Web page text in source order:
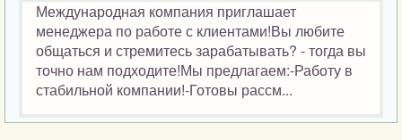
Международная компания приглашает
менеджера по работе с клиентами!Вы любите
общаться и стремитесь зарабатывать? - тогда вы
точно нам подходите!Мы предлагаем:-Работу в
стабильной компании!-Готовы рассм...